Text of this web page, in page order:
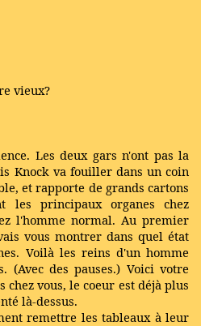
vieux?
Les deux gars n'ont pas la
Knock va fouiller dans un coin
et rapporte de grands cartons
les principaux organes chez
l'homme normal. Au premier
vous montrer dans quel état
Voilà les reins d'un homme
(Avec des pauses.) Voici votre
chez vous, le coeur est déjà plus
là-dessus.
remettre les tableaux à leur